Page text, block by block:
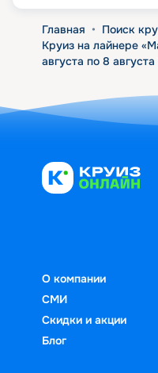
Главная • Поиск
Круиз на лайнере
августа по 8
О компании
СМИ
Скидки и акции
Блог